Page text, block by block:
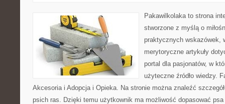
Pakawilkolaka to strona
stworzone z myślą o
praktycznych wskazówek,
merytoryczne artykuły
portal dla pasjonatów, w
użyteczne źródło wiedzy.
Akcesoria i Adopcja i Opieka. Na stronie można znaleźć
psich ras. Dzięki temu użytkownik ma możliwość dopasować